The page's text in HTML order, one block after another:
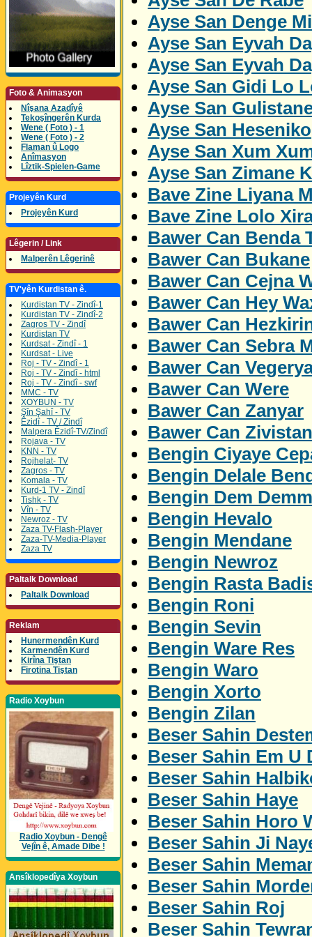
Foto & Animasyon
Nîşana Azadîyê
Tekoşîngerên Kurda
Wene ( Foto ) - 1
Wene ( Foto ) - 2
Flaman û Logo
Anîmasyon
Lîztik-Spielen-Game
Projeyên Kurd
Projeyên Kurd
Lêgerin / Link
Malperên Lêgerinê
TV'yên Kurdistan ê.
Kurdistan TV - Zindî-1
Kurdistan TV - Zindî-2
Zagros TV - Zindî
Kurdistan TV
Kurdsat - Zindî - 1
Kurdsat - Live
Roj - TV - Zindî - 1
Roj - TV - Zindî - html
Roj - TV - Zindî - swf
MMC - TV
XOYBUN - TV
Şîn Şahî - TV
Êzidî - TV / Zindî
Malpera Êzidî-TV/Zindî
Rojava - TV
KNN - TV
Rojhelat- TV
Zagros - TV
Komala - TV
Kurd-1 TV - Zindî
Tishk - TV
Vîn - TV
Newroz - TV
Zaza TV-Flash-Player
Zaza-TV-Media-Player
Zaza TV
Paltalk Download
Paltalk Download
Reklam
Hunermendên Kurd
Karmendên Kurd
Kirîna Tiştan
Firotina Tiştan
Radio Xoybun
Radio Xoybun - Dengê
Vejîn ê, Amade Dibe !
Ansîklopedîya Xoybun
Ayse San Denge
Ayse San Eyvah
Ayse San Eyvah
Ayse San Gidi Lo
Ayse San
Ayse San Heseniko
Ayse San Xum
Ayse San Zimane
Bave Zine Liyana
Bave Zine Lolo
Bawer Can Benda
Bawer Can Bukane
Bawer Can Cejna
Bawer Can Hey
Bawer Can
Bawer Can Sebra
Bawer Can
Bawer Can Were
Bawer Can Zanyar
Bawer Can
Bengin Ciyaye
Bengin Delale
Bengin Dem
Bengin Hevalo
Bengin Mendane
Bengin Newroz
Bengin Rasta
Bengin Roni
Bengin Sevin
Bengin Ware Res
Bengin Waro
Bengin Xorto
Bengin Zilan
Beser Sahin
Beser Sahin Em U
Beser Sahin
Beser Sahin Haye
Beser Sahin Horo
Beser Sahin Ji
Beser Sahin
Beser Sahin
Beser Sahin Roj
Beser Sahin